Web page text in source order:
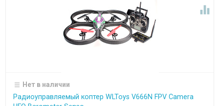

Нет в наличии
Радиоуправляемый коптер WLToys V666N FPV Camera